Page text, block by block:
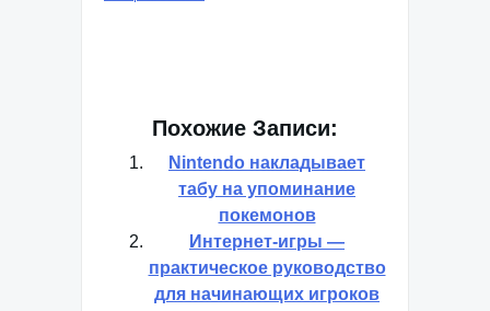
Похожие Записи:
Nintendo накладывает
табу на упоминание
покемонов
Интернет-игры —
практическое руководство
для начинающих игроков